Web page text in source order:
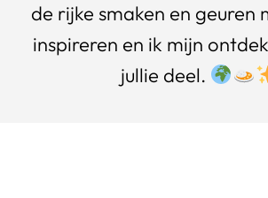
de rijke smaken en geuren
inspireren en ik mijn
jullie deel.